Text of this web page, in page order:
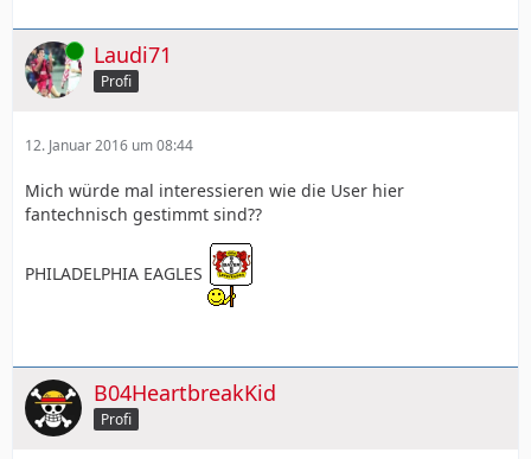
Online Laudi71
Profi
12. Januar 2016 um 08:44
Mich würde mal interessieren wie die User hier
fantechnisch gestimmt sind??
PHILADELPHIA EAGLES
B04HeartbreakKid
Profi